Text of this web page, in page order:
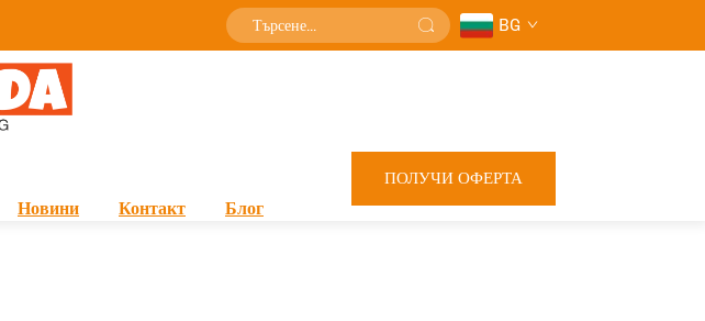
BG
Новини Контакт Блог
ПОЛУЧИ ОФЕРТА